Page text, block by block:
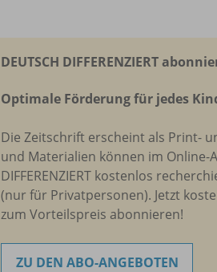
DEUTSCH DIFFERENZIERT
Optimale Förderung für jedes
Die Zeitschrift erscheint als Print-
und Materialien können im Online-
DIFFERENZIERT kostenlos
(nur für Privatpersonen). Jetzt
zum Vorteilspreis abonnieren!
ZU DEN ABO-ANGEBOTEN